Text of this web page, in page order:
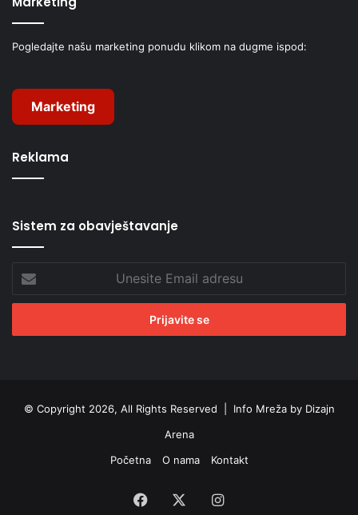
Pogledajte našu marketing ponudu klikom na dugme ispod:
Marketing
Reklama
Sistem za obavještavanje
Email
adresu
© Copyright 2026, All Rights Reserved | Info Mreža by Dizajn
Arena
Početna
O nama Kontakt
Facebook Instagram